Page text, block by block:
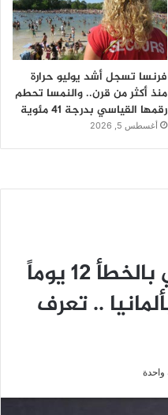
فرنسا تسجل أشد يوليو حرارة
منذ أكثر من قرن.. والنمسا تحطم
رقمها القياسي بدرجة 41 مئوية
أغسطس 5, 2026